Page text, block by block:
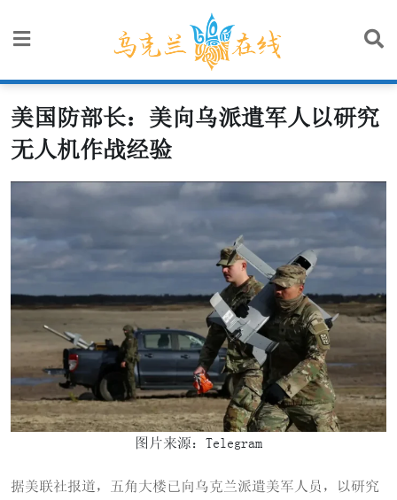
美国防部长：美向乌派遣军人以研究
无人机作战经验
图片来源：Telegram
据美联社报道，五角大楼已向乌克兰派遣美军人员，以研究